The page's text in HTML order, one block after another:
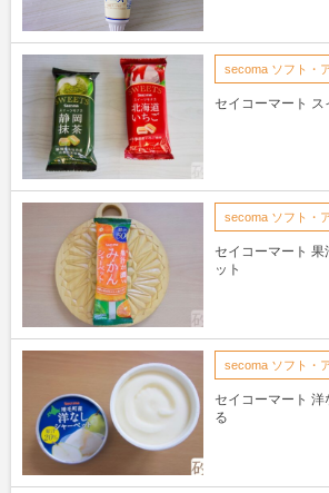
secoma ソフト・
セイコーマート
secoma ソフト・
セイコーマート
ット
secoma ソフト・
セイコーマート
る